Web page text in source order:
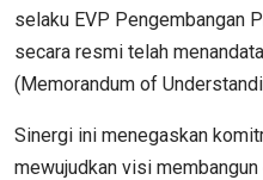
selaku EVP Pengembangan
secara resmi telah
(Memorandum of
Sinergi ini menegaskan
mewujudkan visi